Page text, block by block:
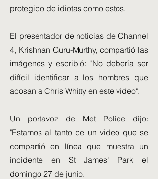
protegido de idiotas como estos.
El presentador de noticias de Channel
4, Krishnan Guru-Murthy, compartió las
imágenes y escribió: "No debería ser
difícil identificar a los hombres que
acosan a Chris Whitty en este video".
Un portavoz de Met Police dijo:
"Estamos al tanto de un video que se
compartió en línea que muestra un
incidente en St James' Park el
domingo 27 de junio.